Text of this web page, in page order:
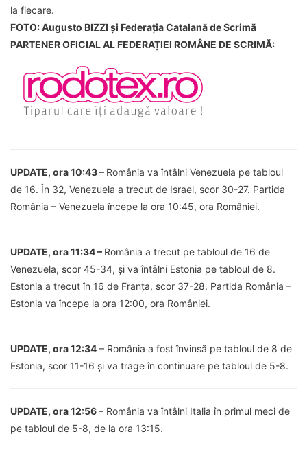
la fiecare.
FOTO: Augusto BIZZI și Federația Catalană de Scrimă
PARTENER OFICIAL AL FEDERAȚIEI ROMÂNE DE SCRIMĂ:
UPDATE, ora 10:43 – România va întâlni Venezuela pe tabloul
de 16. În 32, Venezuela a trecut de Israel, scor 30-27. Partida
România – Venezuela începe la ora 10:45, ora României.
UPDATE, ora 11:34 – România a trecut pe tabloul de 16 de
Venezuela, scor 45-34, și va întâlni Estonia pe tabloul de 8.
Estonia a trecut în 16 de Franța, scor 37-28. Partida România –
Estonia va începe la ora 12:00, ora României.
UPDATE, ora 12:34 – România a fost învinsă pe tabloul de 8 de
Estonia, scor 11-16 și va trage în continuare pe tabloul de 5-8.
UPDATE, ora 12:56 – România va întâlni Italia în primul meci de
pe tabloul de 5-8, de la ora 13:15.